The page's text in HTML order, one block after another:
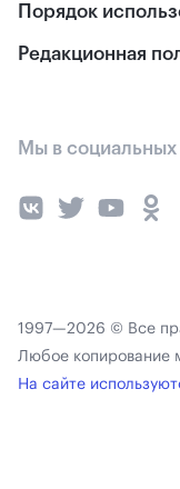
Порядок
Редакционная
Мы в социальных
1997—2026 © Все
Любое копирование
На сайте